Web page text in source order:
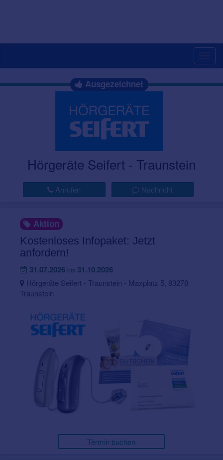
Ausgezeichnet
Hörgeräte Seifert - Traunstein
Anrufen Nachricht
Aktion
Kostenloses Infopaket: Jetzt
anfordern!
31.07.2026 bis 31.10.2026
Hörgeräte Seifert - Traunstein - Maxplatz 5, 83278
Traunstein
Termin buchen